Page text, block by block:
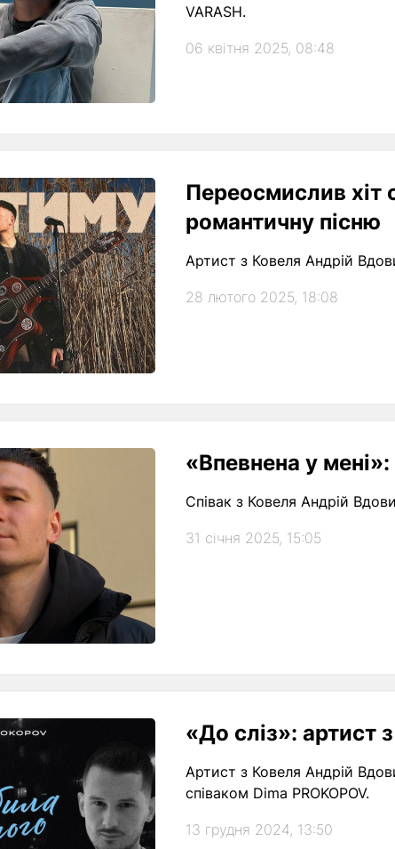
VARASH.
06 квітня 2025, 08:48
Переосмислив хіт
романтичну пісню
Артист з Ковеля Андрій
28 лютого 2025, 18:08
«Впевнена у
Співак з Ковеля Андрій
31 січня 2025, 15:05
«До сліз»: артист
Артист з Ковеля Андрій
співаком Dima PROKOPOV.
13 грудня 2024, 13:50